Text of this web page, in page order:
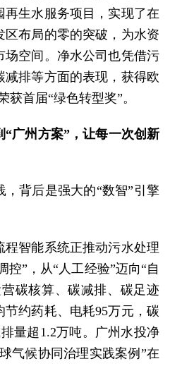
再生水服务项目，实现了在
区布局的零的突破，为水资
空间。净水公司也凭借污
排等方面的表现，获得欧
获首届“绿色转型奖”。
“广州方案”，让每一次创新
，背后是强大的“数智”引擎
智能系统正推动污水处理
控”，从“人工经验”迈向“自
碳核算、碳减排、碳足迹
约药耗、电耗95万元，碳
量超1.2万吨。广州水投净
气候协同治理实践案例”在